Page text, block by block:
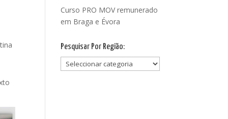
Curso PRO MOV remunerado
em Braga e Évora
Pesquisar Por Região:
Pesquisar
Por